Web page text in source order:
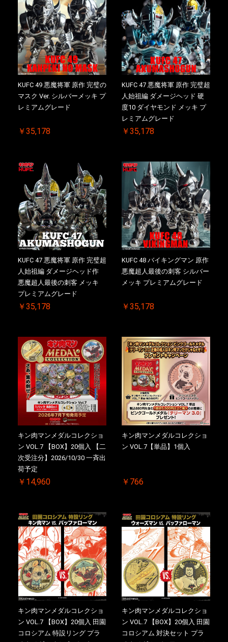
KUFC 49 悪魔将軍 原作 完璧の
マスク Ver. シルバーメッキ プ
レミアムグレード
￥35,178
KUFC 47 悪魔将軍 原作 完璧超
人始祖編 ダメージヘッド 硬
度10 ダイヤモンド メッキ プ
レミアムグレード
￥35,178
KUFC 47 悪魔将軍 原作 完璧超
人始祖編 ダメージヘッド作
悪魔超人最後の刺客 メッキ
プレミアムグレード
￥35,178
KUFC 48 バイキングマン 原作
悪魔超人最後の刺客 シルバー
メッキ プレミアムグレード
￥35,178
キン肉マンメダルコレクショ
ン VOL.7 【BOX】20個入 【二
次受注分】2026/10/30 一斉出
荷予定
￥14,960
キン肉マンメダルコレクショ
ン VOL.7【単品】1個入
￥766
キン肉マンメダルコレクショ
ン VOL.7 【BOX】20個入 田園
コロシアム 特設リング プラ
キン肉マンメダルコレクショ
ン VOL.7 【BOX】20個入 田園
コロシアム 対決セット プラ